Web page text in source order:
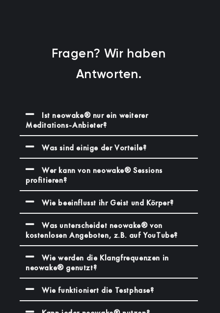
Fragen? Wir haben
Antworten.
Ist neowake® nur ein weiterer
Meditations-Anbieter?
Was sind einige der Vorteile?
Wer kann von neowake® Sessions
profitieren?
Wie beeinflusst ihr Geist und Körper?
Was unterscheidet neowake® von
kostenlosen Angeboten, z.B. auf YouTube?
Wie werden die Klangfrequenzen in
neowake® genutzt?
Wie funktioniert die Testphase?